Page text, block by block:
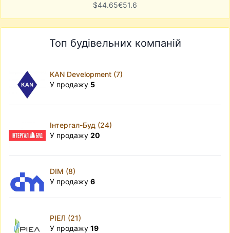
$44.65€51.6
Топ будівельних компаній
KAN Development (7)
У продажу 5
Інтергал-Буд (24)
У продажу 20
DIM (8)
У продажу 6
РІЕЛ (21)
У продажу 19